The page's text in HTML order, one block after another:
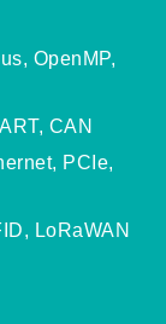
OpenMP,
CAN
PCIe,
LoRaWAN